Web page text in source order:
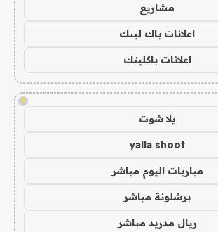
مشاريع
اعلانات باك لينك
اعلانات باكلينك
!
يلا شوت
yalla shoot
مباريات اليوم مباشر
برشلونة مباشر
ريال مدريد مباشر